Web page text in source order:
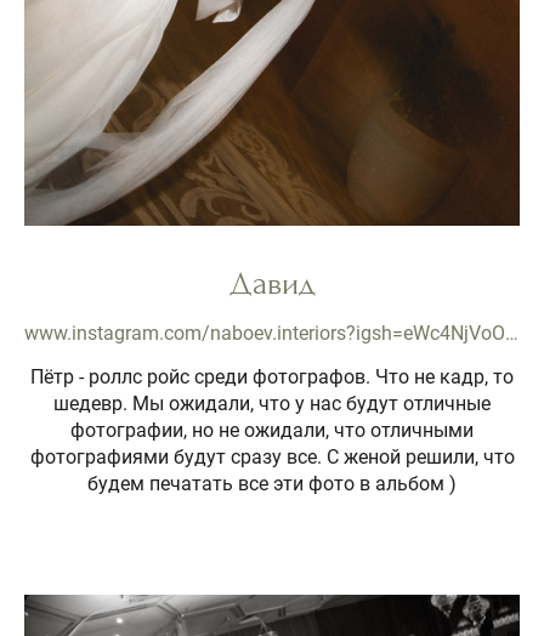
Давид
www.instagram.com/naboev.interiors?igsh=eWc4NjVoOG8wOWR6
Пётр - роллс ройс среди фотографов. Что не кадр, то
шедевр. Мы ожидали, что у нас будут отличные
фотографии, но не ожидали, что отличными
фотографиями будут сразу все. С женой решили, что
будем печатать все эти фото в альбом )